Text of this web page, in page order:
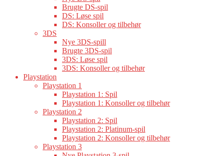
Brugte DS-spil
DS: Løse spil
DS: Konsoller og tilbehør
3DS
Nye 3DS-spill
Brugte 3DS-spil
3DS: Løse spil
3DS: Konsoller og tilbehør
Playstation
Playstation 1
Playstation 1: Spil
Playstation 1: Konsoller og tilbehør
Playstation 2
Playstation 2: Spil
Playstation 2: Platinum-spil
Playstation 2: Konsoller og tilbehør
Playstation 3